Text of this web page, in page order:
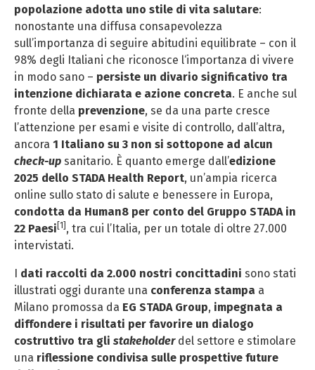
popolazione adotta uno stile di vita salutare:
nonostante una diffusa consapevolezza
sull’importanza di seguire abitudini equilibrate – con il
98% degli Italiani che riconosce l‘importanza di vivere
in modo sano – persiste un divario significativo tra
intenzione dichiarata e azione concreta. E anche sul
fronte della prevenzione, se da una parte cresce
l’attenzione per esami e visite di controllo, dall’altra,
ancora 1 Italiano su 3 non si sottopone ad alcun
check-up sanitario. È quanto emerge dall’edizione
2025 dello STADA Health Report, un’ampia ricerca
online sullo stato di salute e benessere in Europa,
condotta da Human8 per conto del Gruppo STADA in
22 Paesi [1] , tra cui l’Italia, per un totale di oltre 27.000
intervistati.
I dati raccolti da 2.000 nostri concittadini sono stati
illustrati oggi durante una conferenza stampa a
Milano promossa da EG STADA Group, impegnata a
diffondere i risultati per favorire un dialogo
costruttivo tra gli stakeholderdel settore e stimolare
una riflessione condivisa sulle prospettive future